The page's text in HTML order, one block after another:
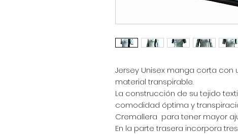
Jersey Unisex manga corta con
material transpirable.
La construcción de su tejido
comodidad óptima y
Cremallera para tener mayor
En la parte trasera incorpora